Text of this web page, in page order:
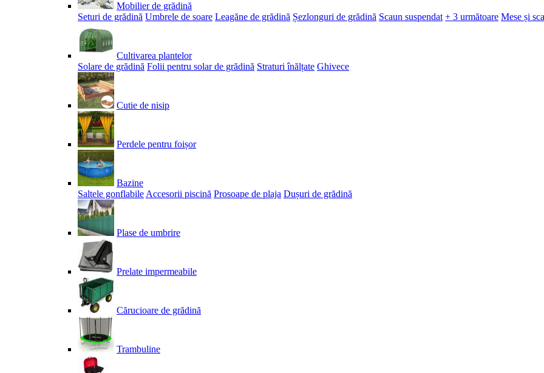
Mobilier de grădină
Seturi de grădină Umbrele de soare Leagăne de grădină Șezlonguri de grădină Scaun suspendat + 3 următoare Mese și
Cultivarea plantelor
Solare de grădină Folii pentru solar de grădină Straturi înălțate Ghivece
Cutie de nisip
Perdele pentru foișor
Bazine
Saltele gonflabile Accesorii piscină Prosoape de plaja Dușuri de grădină
Plase de umbrire
Prelate impermeabile
Cărucioare de grădină
Trambuline